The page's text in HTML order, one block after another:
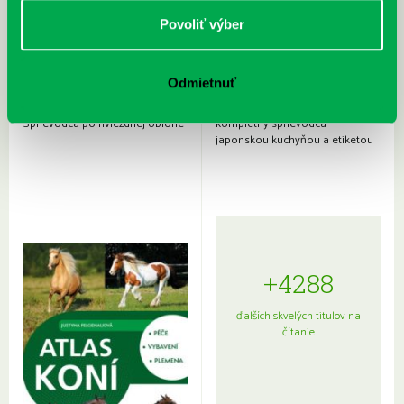
Povoliť výber
Odmietnuť
Sprievodca po hviezdnej oblohe
kompletný sprievodca
japonskou kuchyňou a etiketou
+4288
ďalších skvelých titulov na
čítanie